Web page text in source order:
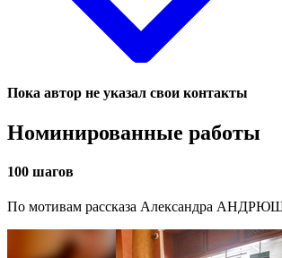
Пока автор не указал свои контакты
Номинированные работы
100 шагов
По мотивам рассказа Александра